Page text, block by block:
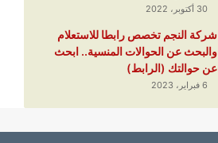
30 أكتوبر، 2022
شركة النجم تخصص رابطا للاستعلام
والبحث عن الحوالات المنسية.. ابحث
عن حوالتك (الرابط)
6 فبراير، 2023